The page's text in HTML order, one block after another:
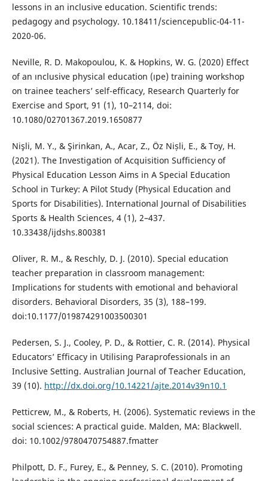
lessons in an inclusive education. Scientific trends:
pedagogy and psychology. 10.18411/sciencepublic-04-11-
2020-06.
Neville, R. D. Makopoulou, K. & Hopkins, W. G. (2020) Effect
of an ınclusive physical education (ıpe) training workshop
on trainee teachers’ self-efficacy, Research Quarterly for
Exercise and Sport, 91 (1), 10–2114, doi:
10.1080/02701367.2019.1650877
Nişli, M. Y., & Şirinkan, A., Acar, Z., Öz Nișli, E., & Toy, H.
(2021). The Investigation of Acquisition Sufficiency of
Physical Education Lesson Aims in A Special Education
School in Turkey: A Pilot Study (Physical Education and
Sports for Disabilities). International Journal of Disabilities
Sports & Health Sciences, 4 (1), 2–437.
10.33438/ijdshs.800381
Oliver, R. M., & Reschly, D. J. (2010). Special education
teacher preparation in classroom management:
Implications for students with emotional and behavioral
disorders. Behavioral Disorders, 35 (3), 188–199.
doi:10.1177/019874291003500301
Pedersen, S. J., Cooley, P. D., & Rottier, C. R. (2014). Physical
Educators’ Efficacy in Utilising Paraprofessionals in an
Inclusive Setting. Australian Journal of Teacher Education,
39 (10). http://dx.doi.org/10.14221/ajte.2014v39n10.1
Petticrew, M., & Roberts, H. (2006). Systematic reviews in the
social sciences: A practical guide. Malden, MA: Blackwell.
doi: 10.1002/9780470754887.fmatter
Philpott, D. F., Furey, E., & Penney, S. C. (2010). Promoting